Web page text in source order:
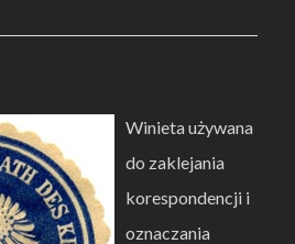
Winieta używana
do zaklejania
korespondencji i
oznaczania